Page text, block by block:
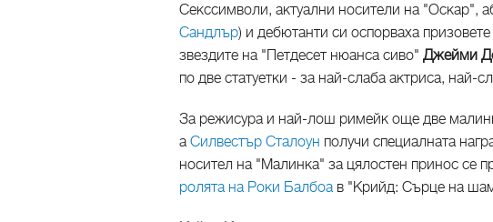
Секссимволи, актуални носители на "Оскар",
Сандлър) и дебютанти си оспорваха
звездите на "Петдесет нюанса сиво" Джейми
по две статуетки - за най-слаба актриса,
За режисура и най-лош римейк още две
аСилвестър Сталоун получи специалната
носител на "Малинка" за цялостен принос се
ролята на Роки Балбоав "Крийд: Сърце на